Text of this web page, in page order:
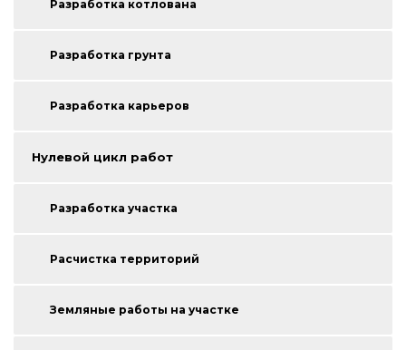
Разработка котлована
Разработка грунта
Разработка карьеров
Нулевой цикл работ
Разработка участка
Расчистка территорий
Земляные работы на участке